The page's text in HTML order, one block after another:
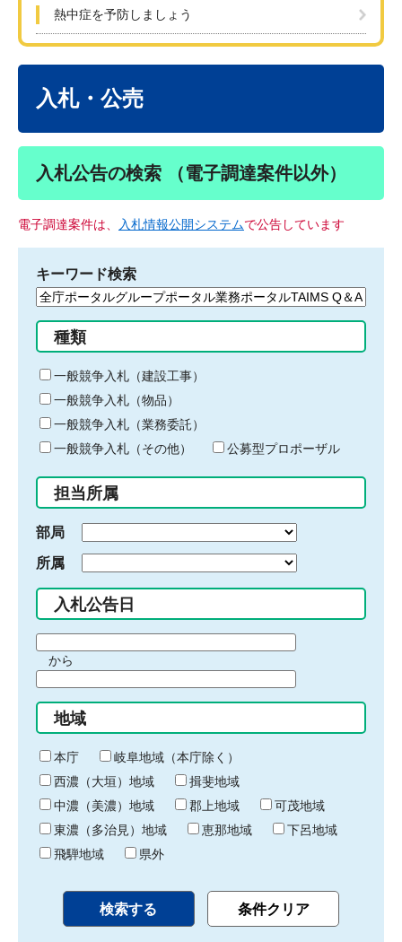
熱中症を予防しましょう
入札・公売
入札公告の検索 （電子調達案件以外）
電子調達案件は、 入札情報公開システムで公告しています
キーワード検索
検
る
キ
ー
ワ
ー
ド
入
力
種類
一般競争入札（建設工事）
一般競争入札（物品）
一般競争入札（業務委託）
一般競争入札（その他）
公募型プロポーザル
担当所属
部局
所属
入札公告日
間
始
り
から
間
終
わ
り
地域
本庁
岐阜地域（本庁除く）
西濃（大垣）地域
揖斐地域
中濃（美濃）地域
郡上地域
可茂地域
東濃（多治見）地域
恵那地域
下呂地域
飛騨地域
県外